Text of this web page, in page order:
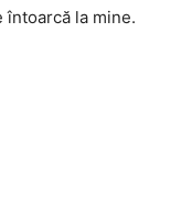
întoarcă la mine.